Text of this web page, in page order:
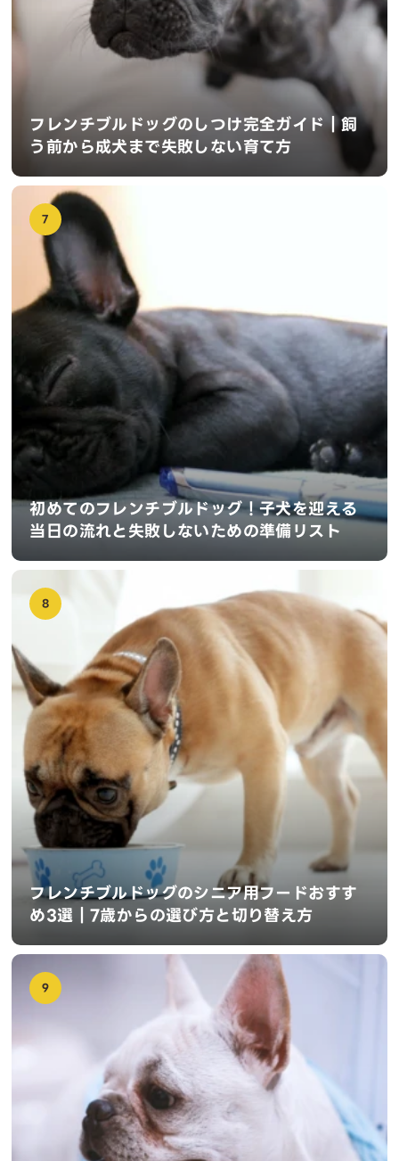
フレンチブルドッグのしつけ完全ガイド｜飼
う前から成犬まで失敗しない育て方
7
初めてのフレンチブルドッグ！子犬を迎える
当日の流れと失敗しないための準備リスト
8
フレンチブルドッグのシニア用フードおすす
め3選｜7歳からの選び方と切り替え方
9